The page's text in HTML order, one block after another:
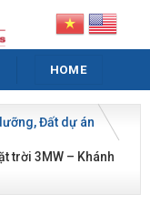
HOME
Đất dự án
trời 3MW – Khánh